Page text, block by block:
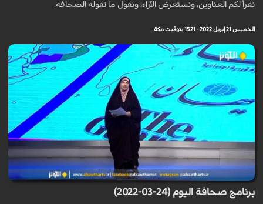
نقرأ لكم العناوين، ونستعرض الآراء، ونقول ما تقوله الصحافة.
الخميس 21 إبريل 2022 - 15:21 بتوقيت مكة
برنامج صحافة اليوم (24-03-2022)